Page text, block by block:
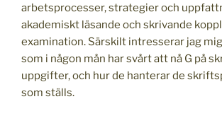
arbetsprocesser, strategier och
akademiskt läsande och skrivande
examination. Särskilt intresserar jag
som i någon mån har svårt att nå G på
uppgifter, och hur de hanterar de
som ställs.